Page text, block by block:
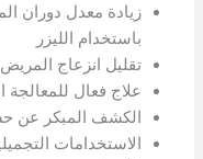
زيادة معدل دوران
باستخدام الليزر
تقليل انزعاج المريض
علاج فعال للمعالجة
الكشف المبكر عن
الاستخدامات